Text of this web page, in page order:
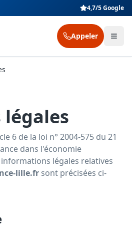
4,7/5 Google
Appeler
6 de la loi n° 2004-575 du 21
dans l'économie
informations légales relatives
lille.fr sont précisées ci-